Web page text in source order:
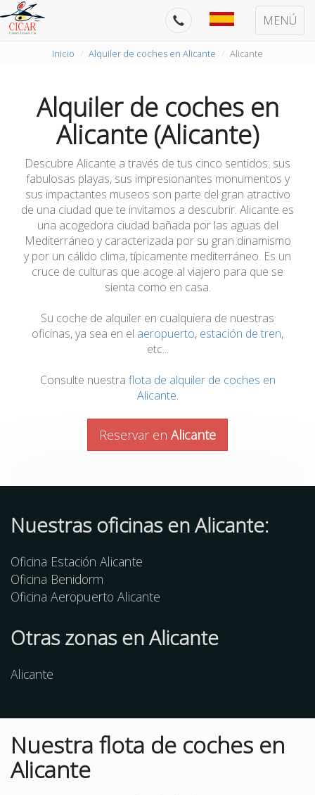
MENÚ
Inicio Alquiler de coches en Alicante Alicante
Alquiler de coches en
Alicante (Alicante)
Descubre Alicante a través de tus cinco sentidos: sus
fabulosas playas, sus impresionantes monumentos y
sus impactantes museos son parte del gran atractivo
de una ciudad que te invitamos a descubrir. Alicante es
una acogedora ciudad bañada por las aguas del
Mediterráneo y caracterizada por su gran dinamismo
y por un cálido clima, típicamente mediterráneo. Es un
cruce de culturas que acoge al viajero para que se
sienta como en casa.
Su coche de alquiler en cualquiera de nuestras
oficinas, ya sea en el aeropuerto, estación de tren,
etc...
Consulte nuestra flota de alquiler de coches en
Alicante.
Reservar en Alicante
Nuestras oficinas en Alicante:
Oficina Estación Alicante
Oficina Benidorm
Oficina Aeropuerto Alicante
Otraszonasen Alicante
Alicante
Nuestra flota de coches en
Alicante